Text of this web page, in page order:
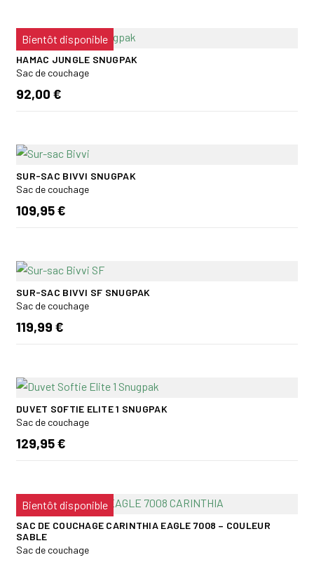
Bientôt disponible
HAMAC JUNGLE SNUGPAK
Sac de couchage
92,00 €
SUR-SAC BIVVI SNUGPAK
Sac de couchage
109,95 €
SUR-SAC BIVVI SF SNUGPAK
Sac de couchage
119,99 €
DUVET SOFTIE ELITE 1 SNUGPAK
Sac de couchage
129,95 €
Bientôt disponible
SAC DE COUCHAGE CARINTHIA EAGLE 7008 – COULEUR
SABLE
Sac de couchage